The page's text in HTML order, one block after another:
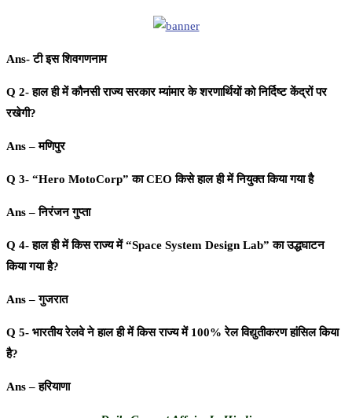
Ans- टी इस शिवगणनाम
Q 2- हाल ही में कौनसी राज्य सरकार म्यांमार के शरणार्थियों को निर्दिष्ट केंद्रों पर
रखेगी?
Ans – मणिपुर
Q 3- “Hero MotoCorp” का CEO किसे हाल ही में नियुक्त किया गया है
Ans – निरंजन गुप्ता
Q 4- हाल ही में किस राज्य में “Space System Design Lab” का उद्धघाटन
किया गया है?
Ans – गुजरात
Q 5- भारतीय रेलवे ने हाल ही में किस राज्य में 100% रेल विद्युतीकरण हांसिल किया
है?
Ans – हरियाणा